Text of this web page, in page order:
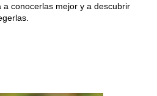
a conocerlas mejor y a descubrir